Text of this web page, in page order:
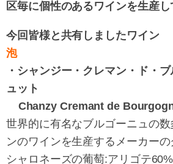
区毎に個性のあるワインを生産し
今回皆様と共有しましたワイン
泡
・シャンジー・クレマン・ド・
ュット
Chanzy Cremant de
世界的に有名なブルゴーニュの
ンのワインを生産するメーカー
シャロネーズの葡萄:アリゴテ